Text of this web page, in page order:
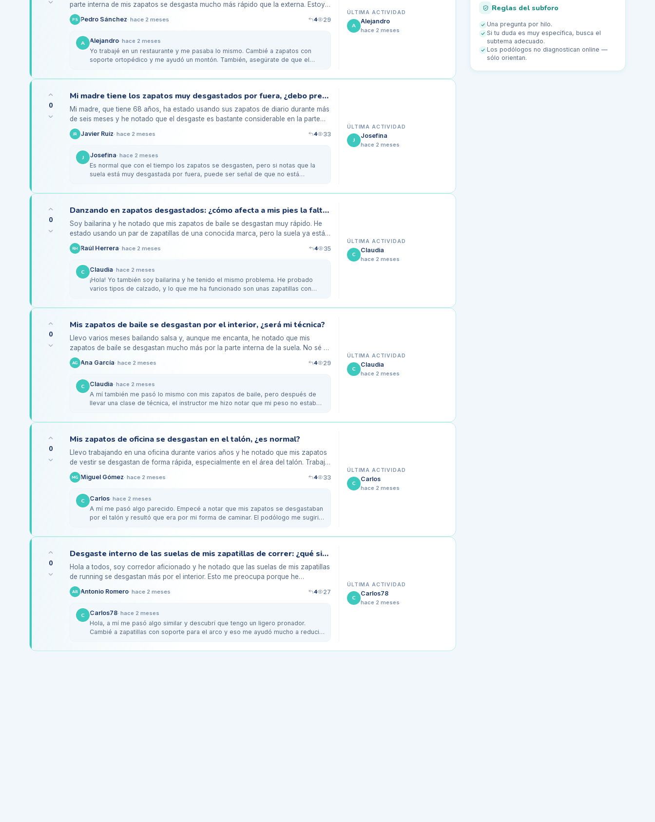
parte interna de mis zapatos se desgasta mucho más rápido que la externa. Estoy
un poco preocupada…
PS Pedro Sánchez· hace 2 meses 4 29
A Alejandro· hace 2 meses
Yo trabajé en un restaurante y me pasaba lo mismo. Cambié a zapatos con
soporte ortopédico y me ayudó un montón. También, asegúrate de que el
ÚLTIMA ACTIVIDAD
A
Alejandro
hace 2 meses
0
Mi madre tiene los zapatos muy desgastados por fuera, ¿debo preocuparme por su pisada?
Mi madre, que tiene 68 años, ha estado usando sus zapatos de diario durante más
de seis meses y he notado que el desgaste es bastante considerable en la parte
exterior de las…
JR Javier Ruiz· hace 2 meses 4 33
J Josefina· hace 2 meses
Es normal que con el tiempo los zapatos se desgasten, pero si notas que la
suela está muy desgastada por fuera, puede ser señal de que no está
ÚLTIMA ACTIVIDAD
J
Josefina
hace 2 meses
0
Danzando en zapatos desgastados: ¿cómo afecta a mis pies la falta de soporte?
Soy bailarina y he notado que mis zapatos de baile se desgastan muy rápido. He
estado usando un par de zapatillas de una conocida marca, pero la suela ya está
bastante desgastada…
RH Raúl Herrera· hace 2 meses 4 35
C Claudia· hace 2 meses
¡Hola! Yo también soy bailarina y he tenido el mismo problema. He probado
varios tipos de calzado, y lo que me ha funcionado son unas zapatillas con
ÚLTIMA ACTIVIDAD
C
Claudia
hace 2 meses
0
Mis zapatos de baile se desgastan por el interior, ¿será mi técnica?
Llevo varios meses bailando salsa y, aunque me encanta, he notado que mis
zapatos de baile se desgastan mucho más por la parte interna de la suela. No sé si
esto se debe a mi…
AG Ana García· hace 2 meses 4 29
C Claudia· hace 2 meses
A mí también me pasó lo mismo con mis zapatos de baile, pero después de
llevar una clase de técnica, el instructor me hizo notar que mi peso no estaba
ÚLTIMA ACTIVIDAD
C
Claudia
hace 2 meses
0
Mis zapatos de oficina se desgastan en el talón, ¿es normal?
Llevo trabajando en una oficina durante varios años y he notado que mis zapatos
de vestir se desgastan de forma rápida, especialmente en el área del talón. Trabajo
largas horas…
MG Miguel Gómez· hace 2 meses 4 33
C Carlos· hace 2 meses
A mí me pasó algo parecido. Empecé a notar que mis zapatos se desgastaban
por el talón y resultó que era por mi forma de caminar. El podólogo me sugirió
ÚLTIMA ACTIVIDAD
C
Carlos
hace 2 meses
0
Desgaste interno de las suelas de mis zapatillas de correr: ¿qué significa?
Hola a todos, soy corredor aficionado y he notado que las suelas de mis zapatillas
de running se desgastan más por el interior. Esto me preocupa porque he
escuchado que puede…
AR Antonio Romero· hace 2 meses 4 27
C Carlos78· hace 2 meses
Hola, a mí me pasó algo similar y descubrí que tengo un ligero pronador.
Cambié a zapatillas con soporte para el arco y eso me ayudó mucho a reducir
ÚLTIMA ACTIVIDAD
C
Carlos78
hace 2 meses
Reglas del subforo
Una pregunta por hilo.
Si tu duda es muy específica, busca el
subtema adecuado.
Los podólogos no diagnostican online —
sólo orientan.